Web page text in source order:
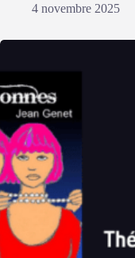
4 novembre 2025